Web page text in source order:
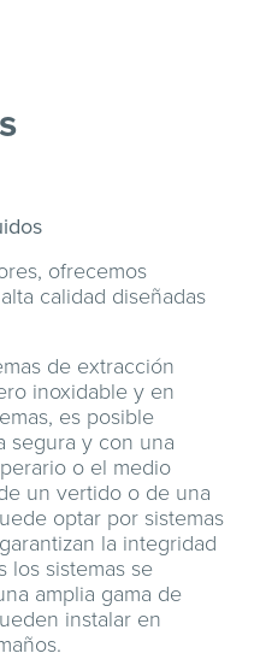
ofrecemos
calidad diseñadas
de extracción
inoxidable y en
es posible
segura y con una
o el medio
un vertido o de una
optar por sistemas
la integridad
los sistemas se
amplia gama de
instalar en